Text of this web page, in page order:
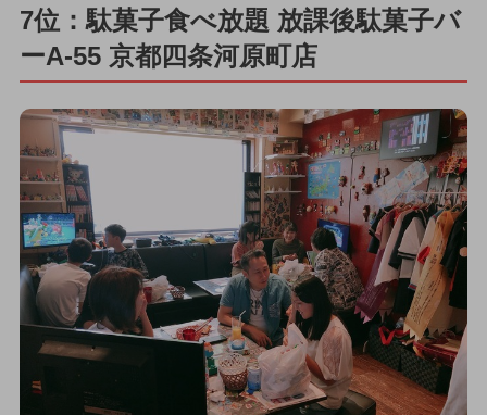
7位：駄菓子食べ放題 放課後駄菓子バ
ーA-55 京都四条河原町店